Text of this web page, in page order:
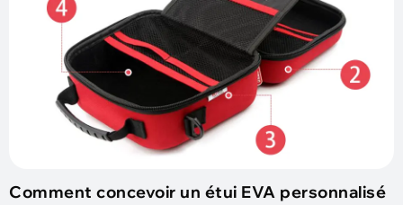
Comment concevoir un étui EVA personnalisé